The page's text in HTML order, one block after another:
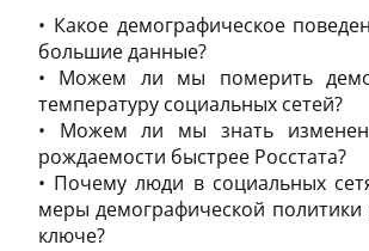
• Какое демографическое
большие данные?
• Можем ли мы померить
температуру социальных сетей?
• Можем ли мы знать
рождаемости быстрее Росстата?
• Почему люди в социальных
меры демографической политики
ключе?